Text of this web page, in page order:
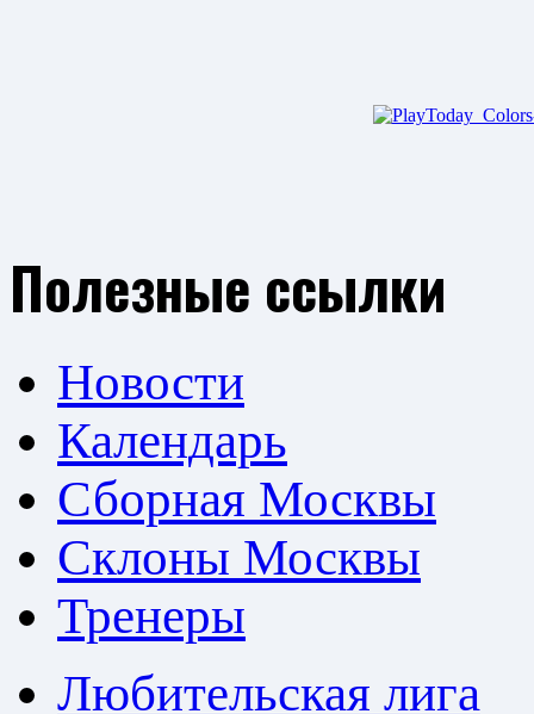
Полезные ссылки
Новости
Календарь
Сборная Москвы
Склоны Москвы
Тренеры
Любительская лига